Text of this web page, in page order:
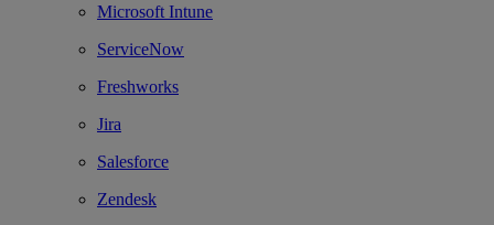
Microsoft Intune
ServiceNow
Freshworks
Jira
Salesforce
Zendesk